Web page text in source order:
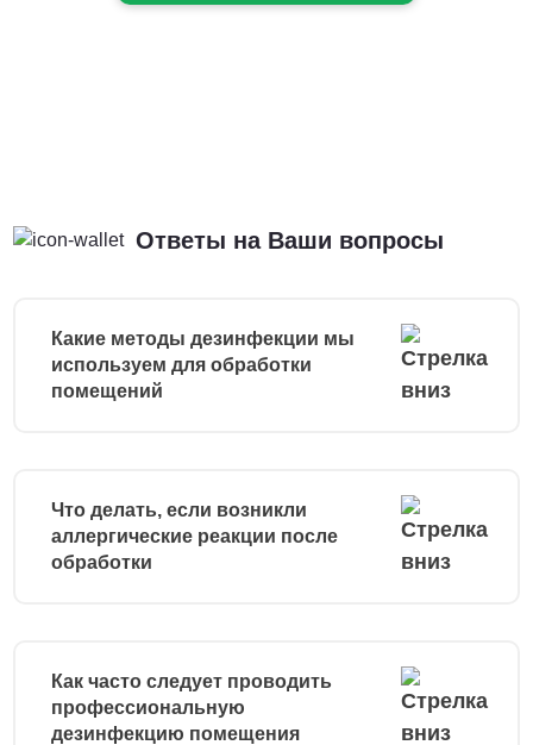
Ответы на Ваши вопросы
Какие методы дезинфекции мы
используем для обработки
помещений
Что делать, если возникли
аллергические реакции после
обработки
Как часто следует проводить
профессиональную
дезинфекцию помещения